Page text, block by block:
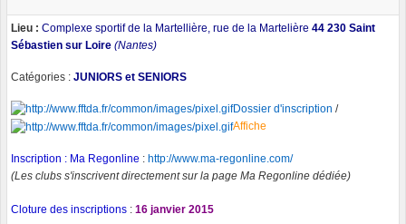
Lieu : Complexe sportif de la Martellière, rue de la Martelière 44 230 Saint
Sébastien sur Loire (Nantes)
Catégories : JUNIORS et SENIORS
Dossier d'inscription /
Affiche
Inscription : Ma Regonline : http://www.ma-regonline.com/
(Les clubs s'inscrivent directement sur la page Ma Regonline dédiée)
Cloture des inscriptions : 16 janvier 2015